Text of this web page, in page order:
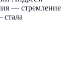
— стремление
стала